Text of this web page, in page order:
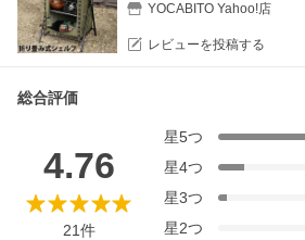
YOCABITO Yahoo!店
レビューを投稿する
総合評価
4.76
21件
星5つ
星4つ
星3つ
星2つ